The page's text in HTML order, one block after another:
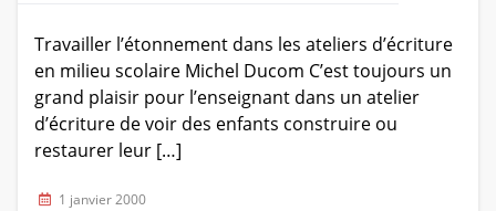
Travailler l’étonnement dans les ateliers d’écriture
en milieu scolaire Michel Ducom C’est toujours un
grand plaisir pour l’enseignant dans un atelier
d’écriture de voir des enfants construire ou
restaurer leur […]
1 janvier 2000